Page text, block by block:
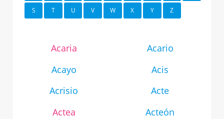
S T U V W X Y Z
Acaria
Acario
Acayo
Acis
Acrisio
Acte
Actea
Acteón